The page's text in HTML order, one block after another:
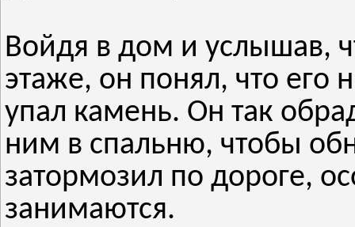
Войдя в дом и услышав,
этаже, он понял, что его
упал камень. Он так
ним в спальню, чтобы
затормозил по дороге,
занимаются.